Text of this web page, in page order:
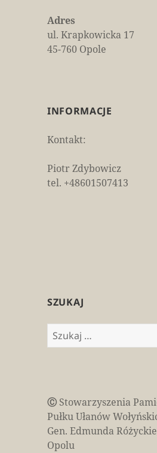
Adres
ul. Krapkowicka 17
45-760 Opole
INFORMACJE
Kontakt:
Piotr Zdybowicz
tel. +48601507413
SZUKAJ
Szukaj:
Ⓒ Stowarzyszenia
Pułku Ułanów
Gen. Edmunda
Opolu